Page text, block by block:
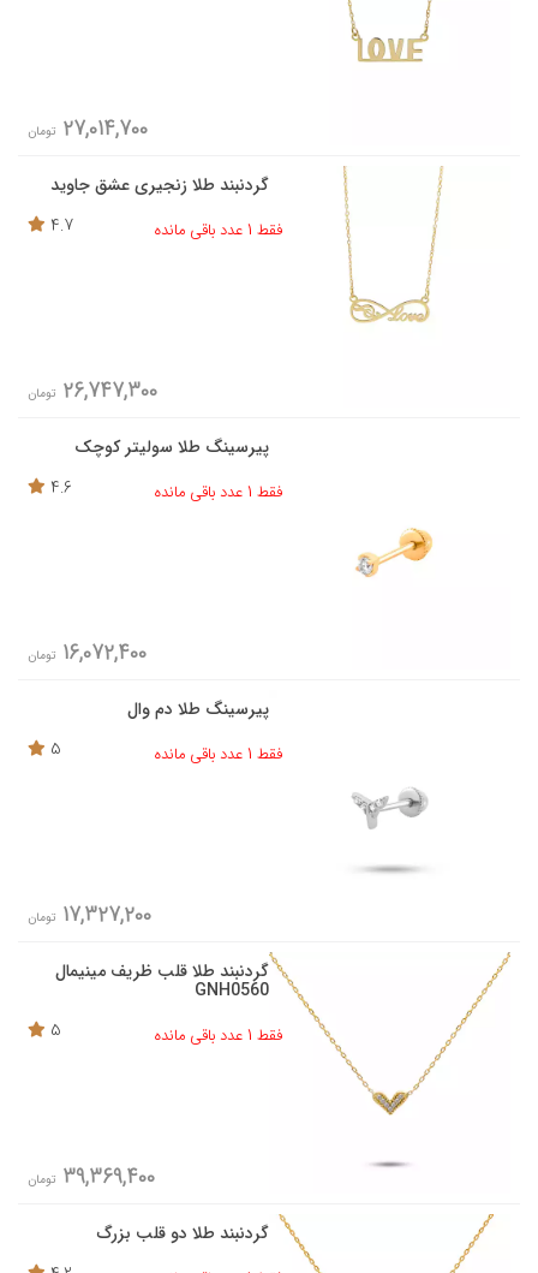
27,014,700 تومان
گردنبند طلا زنجیری عشق جاوید
فقط 1 عدد باقی مانده
4.7
26,747,300 تومان
پیرسینگ طلا سولیتر کوچک
فقط 1 عدد باقی مانده
4.6
16,072,400 تومان
پیرسینگ طلا دم وال
فقط 1 عدد باقی مانده
5
17,327,200 تومان
گردنبند طلا قلب ظریف مینیمال
GNH0560
فقط 1 عدد باقی مانده
5
39,369,400 تومان
گردنبند طلا دو قلب بزرگ